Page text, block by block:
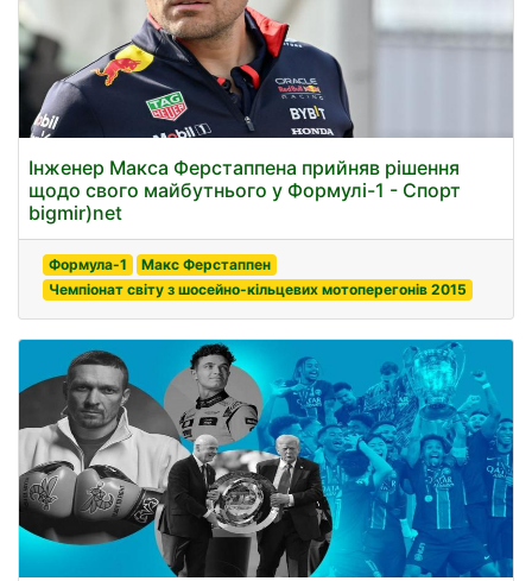
Інженер Макса Ферстаппена прийняв рішення
щодо свого майбутнього у Формулі-1 - Спорт
bigmir)net
Формула-1
Макс Ферстаппен
Чемпіонат світу з шосейно-кільцевих мотоперегонів 2015